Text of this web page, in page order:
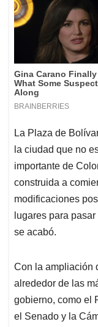
La Plaza de
la ciudad que no
importante de
construida a
modificaciones
lugares para
se acabó.
Con la ampliación
alrededor de las
gobierno, como el
el Senado y la